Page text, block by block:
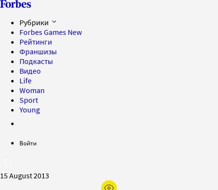
Рубрики
Forbes Games New
Рейтинги
Франшизы
Подкасты
Видео
Life
Woman
Sport
Young
Войти
15 August 2013